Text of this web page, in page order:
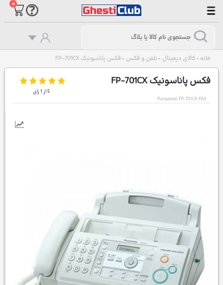
۰
خانه > کالای دیجیتال > تلفن و فکس > فکس پاناسونیک FP-701CX
فکس پاناسونیک FP-701CX
5از 1رای
Panasonic FP 701CX FAX